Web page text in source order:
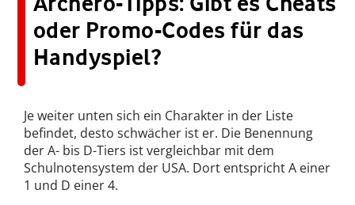
oder Promo-Codes für das
Handyspiel?
Je weiter unten sich ein Charakter in der Liste
befindet, desto schwächer ist er. Die Benennung
der A- bis D-Tiers ist vergleichbar mit dem
Schulnotensystem der USA. Dort entspricht A einer
1 und D einer 4.